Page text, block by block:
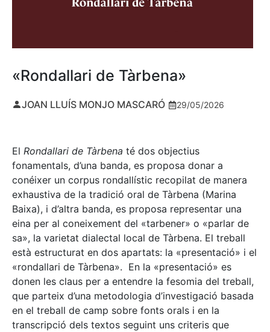
«Rondallari de Tàrbena»
JOAN LLUÍS MONJO MASCARÓ 29/05/2026
El Rondallari de Tàrbena té dos objectius
fonamentals, d’una banda, es proposa donar a
conéixer un corpus rondallístic recopilat de manera
exhaustiva de la tradició oral de Tàrbena (Marina
Baixa), i d’altra banda, es proposa representar una
eina per al coneixement del «tarbener» o «parlar de
sa», la varietat dialectal local de Tàrbena. El treball
està estructurat en dos apartats: la «presentació» i el
«rondallari de Tàrbena». En la «presentació» es
donen les claus per a entendre la fesomia del treball,
que parteix d’una metodologia d’investigació basada
en el treball de camp sobre fonts orals i en la
transcripció dels textos seguint uns criteris que